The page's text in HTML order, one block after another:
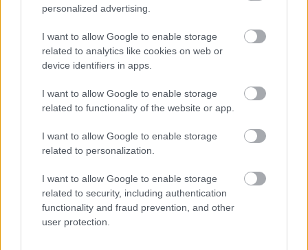
personalized advertising.
I want to allow Google to enable storage
related to analytics like cookies on web or
device identifiers in apps.
I want to allow Google to enable storage
related to functionality of the website or app.
I want to allow Google to enable storage
related to personalization.
I want to allow Google to enable storage
related to security, including authentication
functionality and fraud prevention, and other
user protection.
Uniós források: íme a teendők, amelyek a
ELEMZÉSEK 2026. júl. 20.